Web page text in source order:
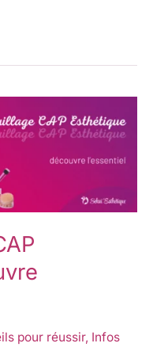
pour réussir, Infos